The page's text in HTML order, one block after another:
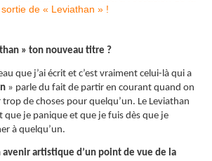
» ton nouveau titre ?
que j’ai écrit et c’est vraiment celui-là qui a
» parle du fait de partir en courant quand on
de choses pour quelqu’un. Le Leviathan
que je panique et que je fuis dès que je
à quelqu’un.
artistique d’un point de vue de la